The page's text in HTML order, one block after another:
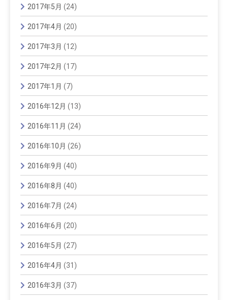
2017年5月 (24)
2017年4月 (20)
2017年3月 (12)
2017年2月 (17)
2017年1月 (7)
2016年12月 (13)
2016年11月 (24)
2016年10月 (26)
2016年9月 (40)
2016年8月 (40)
2016年7月 (24)
2016年6月 (20)
2016年5月 (27)
2016年4月 (31)
2016年3月 (37)